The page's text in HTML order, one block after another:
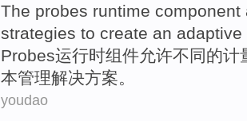
The probes runtime component
strategies to create an adaptive
Probes运行时组件允许不同的计
本管理解决方案。
youdao